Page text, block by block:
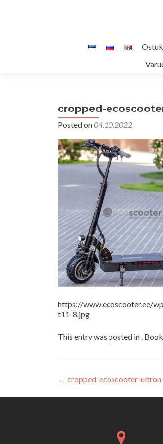
cropped-
Posted on04.10.2022
https://www.ecoscooter.ee/
t11-8.jpg
This entry was posted in .
Navigeerimine
← cropped-ecoscooter-